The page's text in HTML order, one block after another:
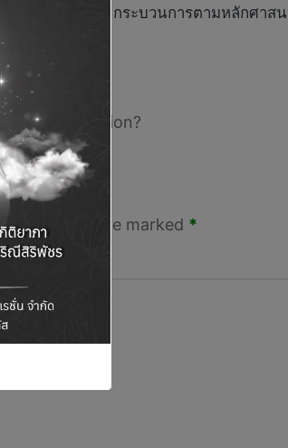
กระบวนการตามหลักศาส
the discussion?
fields are marked *